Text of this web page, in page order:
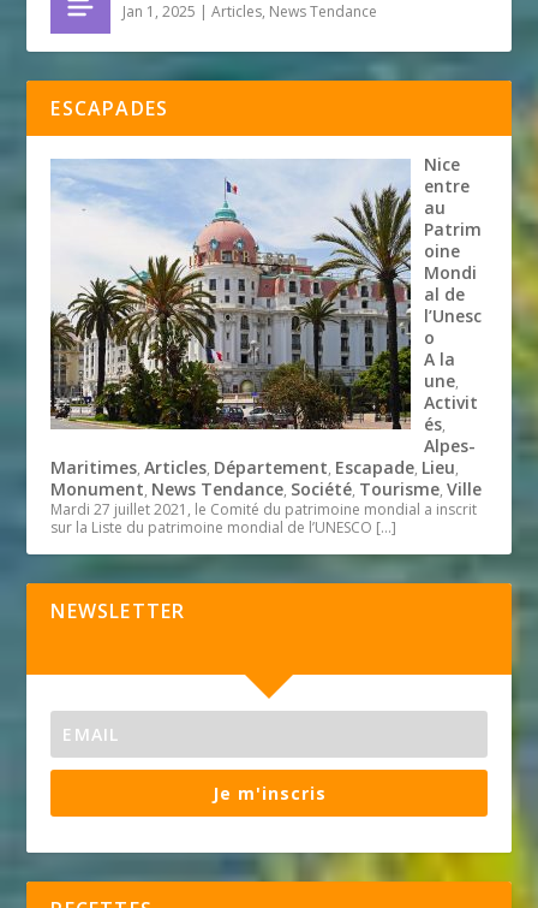
Jan 1, 2025 |Articles, News Tendance
ESCAPADES
Nice
entre
au
Patrim
oine
Mondi
al de
l’Unesc
o
A la
une,
Activit
és,
Alpes-
Maritimes,Articles, Département, Escapade, Lieu,
Monument, News Tendance, Société, Tourisme,Ville
Mardi 27 juillet 2021, le Comité du patrimoine mondial a inscrit
sur la Liste du patrimoine mondial de l’UNESCO […]
NEWSLETTER
Je m'inscris